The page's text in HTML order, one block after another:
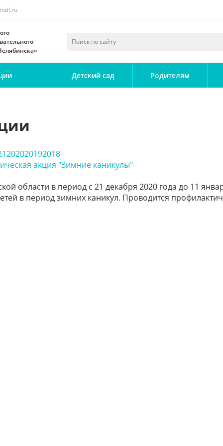
Детский сад Родителям
202020192018
акция "Зимние каникулы"
области в период с 21 декабря 2020 года до 11
в период зимних каникул. Проводится